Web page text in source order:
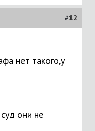
#12
нет такого,у
они не